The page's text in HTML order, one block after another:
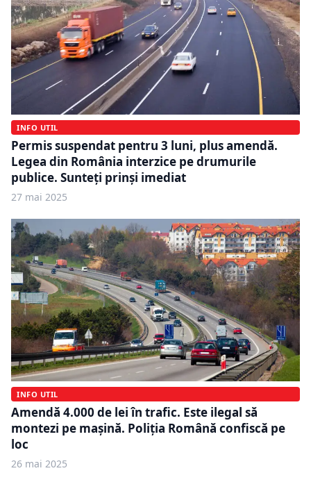
INFO UTIL
Permis suspendat pentru 3 luni, plus amendă.
Legea din România interzice pe drumurile
publice. Sunteți prinși imediat
27 mai 2025
INFO UTIL
Amendă 4.000 de lei în trafic. Este ilegal să
montezi pe mașină. Poliția Română confiscă pe
loc
26 mai 2025